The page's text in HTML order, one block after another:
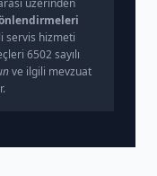
üzerinden
servis hizmeti
6502 sayılı
ve ilgili mevzuat